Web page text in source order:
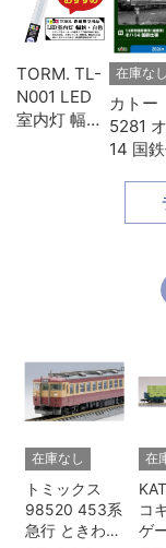
TORM. TL-
N001 LED
室内灯 幅狭
在庫なし
カトー
5281
14 国
在庫なし
トミックス
98520 453系
急行 ときわ
在
コ
ゲ